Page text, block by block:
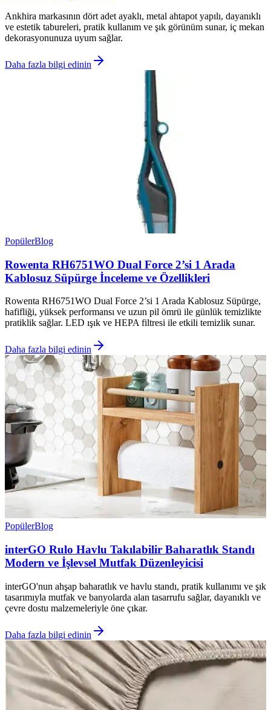
Ankhira markasının dört adet ayaklı, metal ahtapot yapılı, dayanıklı
ve estetik tabureleri, pratik kullanım ve şık görünüm sunar, iç mekan
dekorasyonunuza uyum sağlar.
Daha fazla bilgi edinin
PopülerBlog
Rowenta RH6751WO Dual Force 2’si 1 Arada
Kablosuz Süpürge İnceleme ve Özellikleri
Rowenta RH6751WO Dual Force 2’si 1 Arada Kablosuz Süpürge,
hafifliği, yüksek performansı ve uzun pil ömrü ile günlük temizlikte
pratiklik sağlar. LED ışık ve HEPA filtresi ile etkili temizlik sunar.
Daha fazla bilgi edinin
PopülerBlog
interGO Rulo Havlu Takılabilir Baharatlık Standı
Modern ve İşlevsel Mutfak Düzenleyicisi
interGO'nun ahşap baharatlık ve havlu standı, pratik kullanımı ve şık
tasarımıyla mutfak ve banyolarda alan tasarrufu sağlar, dayanıklı ve
çevre dostu malzemeleriyle öne çıkar.
Daha fazla bilgi edinin